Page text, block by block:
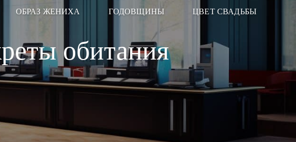
ОБРАЗ ЖЕНИХА ГОДОВЩИНЫ ЦВЕТ СВАДЬБЫ
обитания